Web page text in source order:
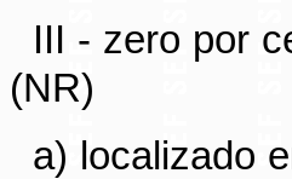
III - zero por
(NR)
a) localizado